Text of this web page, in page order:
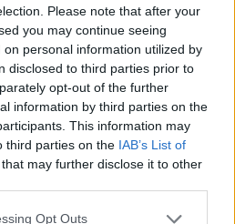
Please note that after your
you may continue seeing
personal information utilized by
disclosed to third parties prior to
opt-out of the further
information by third parties on the
This information may
third parties on the IAB’s List of
that may further disclose it to other
Opt Outs
med en kniv og fjern den.